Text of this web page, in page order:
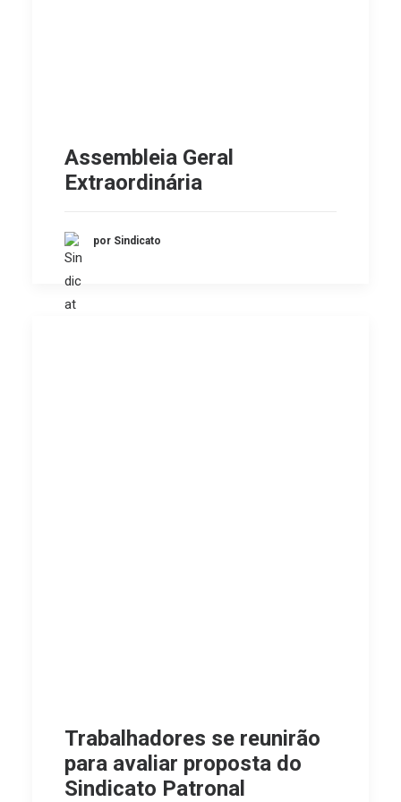
Assembleia Geral
Extraordinária
por Sindicato
Trabalhadores se reunirão
para avaliar proposta do
Sindicato Patronal